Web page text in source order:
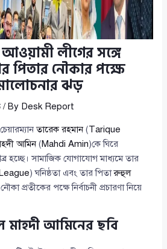
লীগের সঙ্গে
পিতার নৌকার পক্ষে
ঝড়
/ By Desk Report
তারেক রহমান(Tarique
আমিন(Mahdi Amin)কে ঘিরে
হচ্ছে। সামাজিক যোগাযোগ মাধ্যমে তার
) ঘনিষ্ঠতা এবং তার পিতারুহুল
প্রতীকের পক্ষে নির্বাচনী প্রচারণা নিয়ে
মাহদী আমিনের ছবি